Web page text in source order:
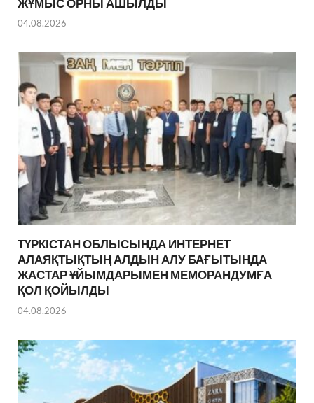
ЖҰМЫС ОРНЫ АШЫЛДЫ
04.08.2026
ТҮРКІСТАН ОБЛЫСЫНДА ИНТЕРНЕТ
АЛАЯҚТЫҚТЫҢ АЛДЫН АЛУ БАҒЫТЫНДА
ЖАСТАР ҰЙЫМДАРЫМЕН МЕМОРАНДУМҒА
ҚОЛ ҚОЙЫЛДЫ
04.08.2026